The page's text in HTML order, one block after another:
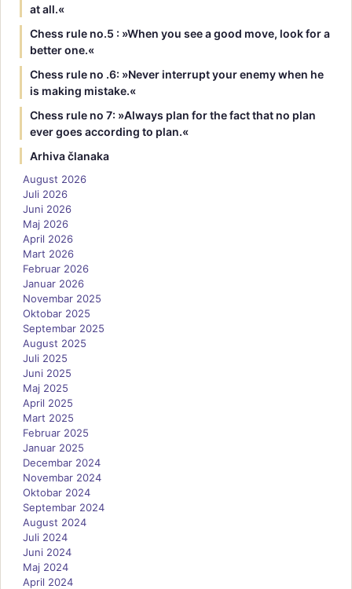
at all.«
Chess rule no.5 : »When you see a good move, look for a
better one.«
Chess rule no .6: »Never interrupt your enemy when he
is making mistake.«
Chess rule no 7: »Always plan for the fact that no plan
ever goes according to plan.«
Arhiva članaka
August 2026
Juli 2026
Juni 2026
Maj 2026
April 2026
Mart 2026
Februar 2026
Januar 2026
Novembar 2025
Oktobar 2025
Septembar 2025
August 2025
Juli 2025
Juni 2025
Maj 2025
April 2025
Mart 2025
Februar 2025
Januar 2025
Decembar 2024
Novembar 2024
Oktobar 2024
Septembar 2024
August 2024
Juli 2024
Juni 2024
Maj 2024
April 2024